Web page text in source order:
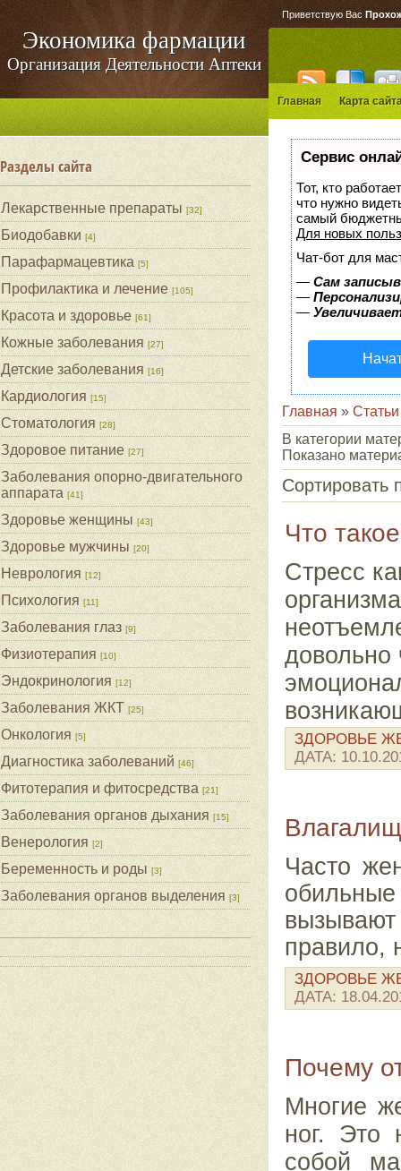
Экономика фармации
Организация Деятельности Аптеки
Разделы сайта
Лекарственные препараты [32]
Биодобавки [4]
Парафармацевтика [5]
Профилактика и лечение [105]
Красота и здоровье [61]
Кожные заболевания [27]
Детские заболевания [16]
Кардиология [15]
Стоматология [28]
Здоровое питание [27]
Заболевания опорно-двигательного
аппарата [41]
Здоровье женщины [43]
Здоровье мужчины [20]
Неврология [12]
Психология [11]
Заболевания глаз [9]
Физиотерапия [10]
Эндокринология [12]
Заболевания ЖКТ [25]
Онкология [5]
Диагностика заболеваний [46]
Фитотерапия и фитосредства [21]
Заболевания органов дыхания [15]
Венерология [2]
Беременность и роды [3]
Заболевания органов выделения [3]
Приветствую Вас
Главная Карта
Сервис
Тот, кто
что нужно
самый
Для новых
Чат-бот для
— Сам
—
—
Главная » Статьи
В категории
Показано
Сортировать
Что
Стресс
довольно
ЗДОРОВЬЕ
ДАТА:
Часто
правило,
ЗДОРОВЬЕ
ДАТА:
Почему
Многие
ног. Это
собой